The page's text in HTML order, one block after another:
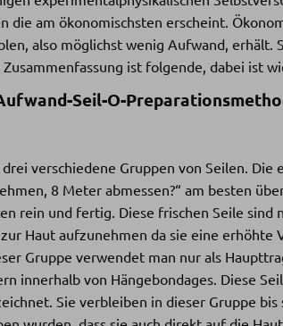
die am ökonomischsten erscheint.
also möglichst wenig Aufwand,
ist folgende, dabei ist
Seil-O-
verschiedene Gruppen von Seilen.
8 Meter abmessen?“ am besten
rein und fertig. Diese frischen Seile
Haut aufzunehmen da sie eine erhöhte
Gruppe verwendet man nur als
innerhalb von Hängebondages. Diese
Sie verbleiben in dieser Gruppe